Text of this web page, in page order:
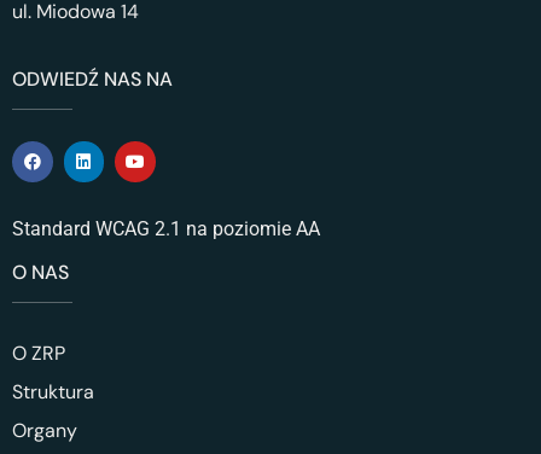
ul. Miodowa 14
ODWIEDŹ NAS NA
Standard WCAG 2.1 na poziomie AA
O NAS
O ZRP
Struktura
Organy